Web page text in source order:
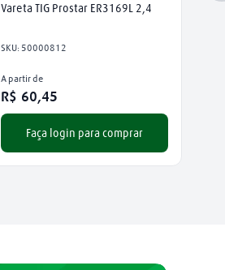
Vareta TIG Prostar ER3169L 2,4
SKU: 50000812
A partir de
R$ 60,45
Faça login para comprar